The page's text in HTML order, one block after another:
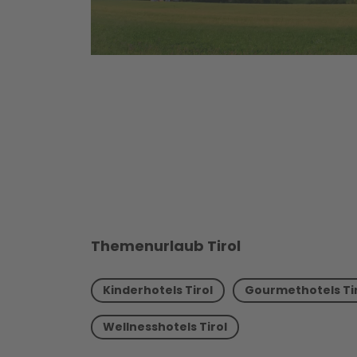
Themenurlaub Tirol
Kinderhotels Tirol Gourmethotels
Wellnesshotels Tirol